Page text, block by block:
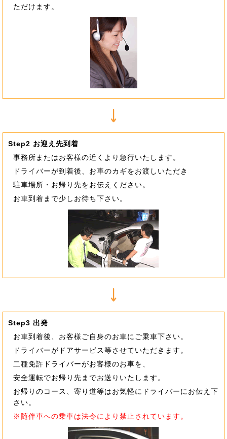
ただけます。
Step2 お迎え先到着
事務所またはお客様の近くより急行いたします。
ドライバーが到着後、お車のカギをお渡しいただき
駐車場所・お帰り先をお伝えください。
お車到着まで少しお待ち下さい。
Step3 出発
お車到着後、お客様ご自身のお車にご乗車下さい。
ドライバーがドアサービス等させていただきます。
二種免許ドライバーがお客様のお車を、
安全運転でお帰り先までお送りいたします。
お帰りのコース、寄り道等はお気軽にドライバーにお伝え下
さい。
※随伴車への乗車は法令により禁止されています。